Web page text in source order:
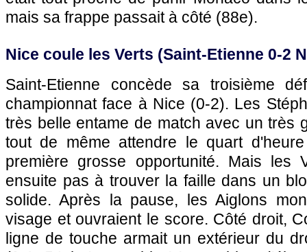
mais sa frappe passait à côté (88e).
Nice coule les Verts (Saint-Etienne 0-2
Saint-Etienne concède sa troisième
championnat face à Nice (0-2). Les
très belle entame de match avec un très
tout de même attendre le quart
première grosse opportunité. Mais les
ensuite pas à trouver la faille dans un
solide. Après la pause, les Aiglons
visage et ouvraient le score. Côté droit,
ligne de touche armait un extérieur du